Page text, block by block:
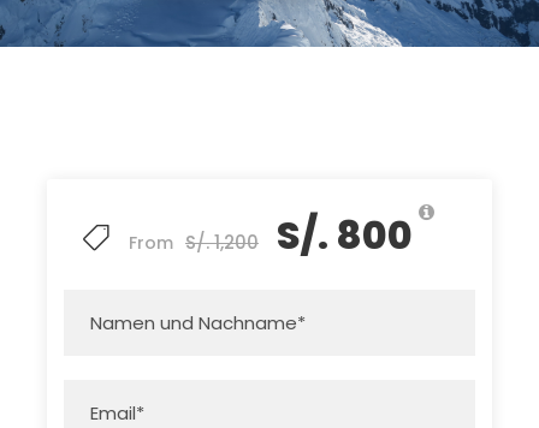
From S/. 1,200 S/. 800